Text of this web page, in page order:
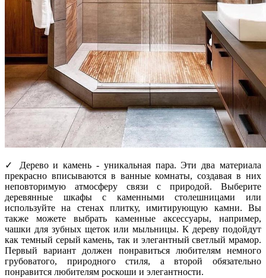
✓ Дерево и камень - уникальная пара. Эти два материала
прекрасно вписываются в ванные комнаты, создавая в них
неповторимую атмосферу связи с природой. Выберите
деревянные шкафы с каменными столешницами или
используйте на стенах плитку, имитирующую камни. Вы
также можете выбрать каменные аксессуары, например,
чашки для зубных щеток или мыльницы. К дереву подойдут
как темный серый камень, так и элегантный светлый мрамор.
Первый вариант должен понравиться любителям немного
грубоватого, природного стиля, а второй обязательно
понравится любителям роскоши и элегантности.